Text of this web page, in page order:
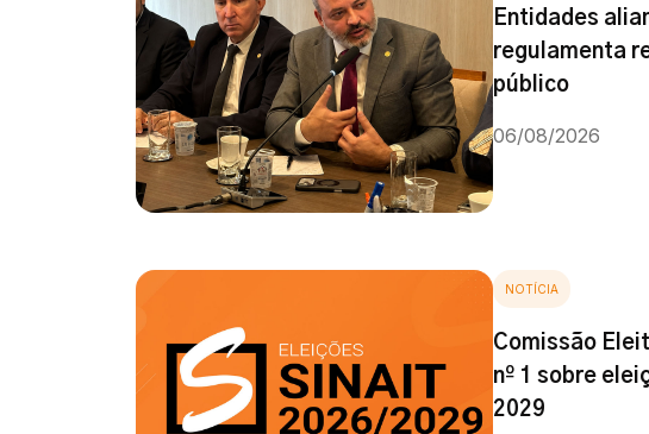
Entidades
regulamenta
público
06/08/2026
NOTÍCIA
Comissão
nº 1 sobre
2029